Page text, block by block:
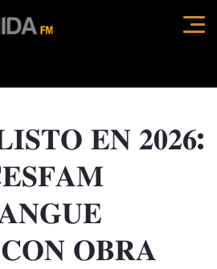
al contenido
𝐄𝐍 𝟐𝟎𝟐𝟔:
𝐎𝐁𝐑𝐀